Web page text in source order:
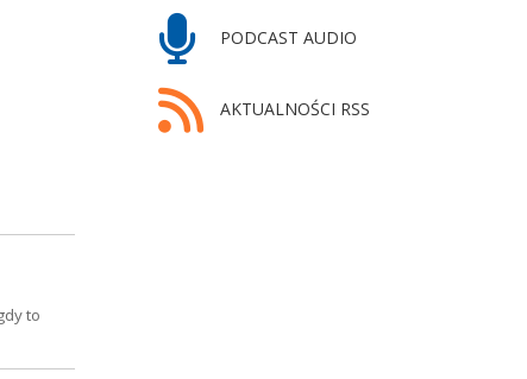
PODCAST AUDIO
AKTUALNOŚCI RSS
to